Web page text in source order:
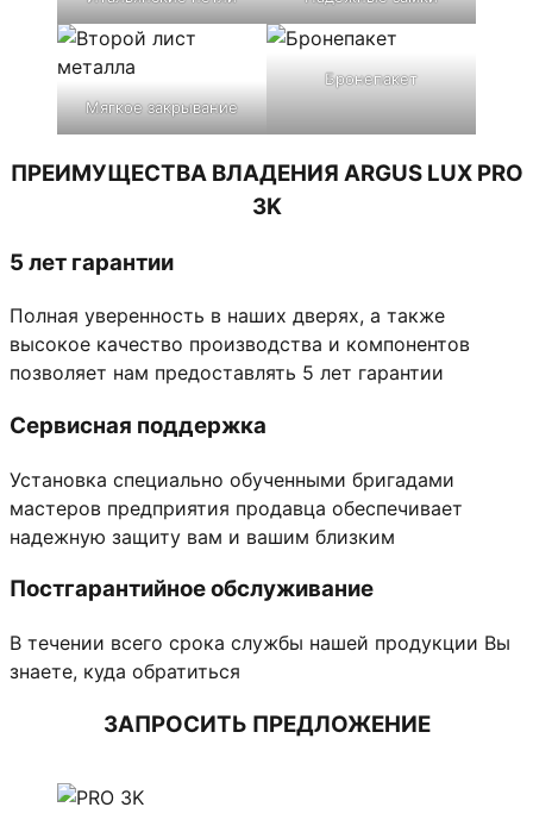
Мягкое закрывание
Бронепакет
ПРЕИМУЩЕСТВА ВЛАДЕНИЯ ARGUS LUX PRO
3K
5 лет гарантии
Полная уверенность в наших дверях, а также
высокое качество производства и компонентов
позволяет нам предоставлять 5 лет гарантии
Сервисная поддержка
Установка специально обученными бригадами
мастеров предприятия продавца обеспечивает
надежную защиту вам и вашим близким
Постгарантийное обслуживание
В течении всего срока службы нашей продукции Вы
знаете, куда обратиться
ЗАПРОСИТЬ ПРЕДЛОЖЕНИЕ